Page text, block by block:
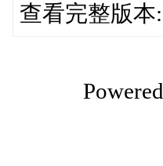
查看完整版本: